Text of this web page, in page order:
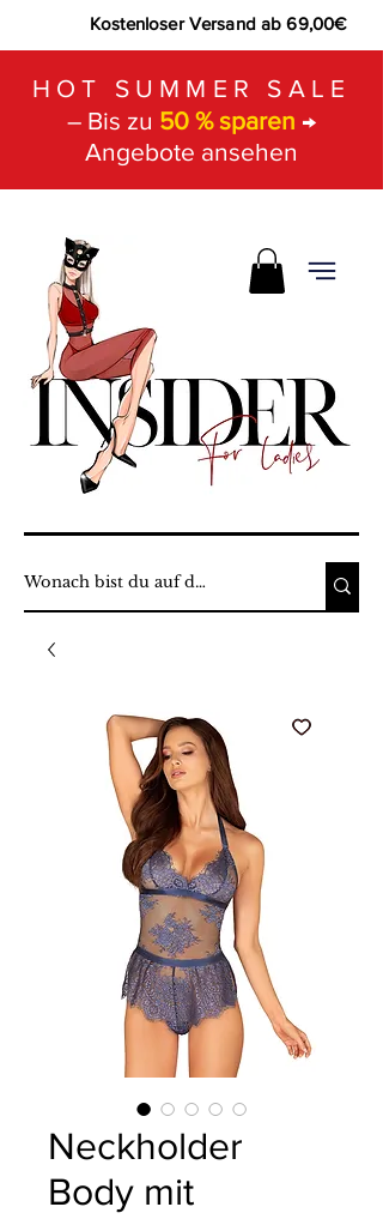
Kostenloser Versand ab 69,00€
HOT SUMMER SALE
– Bis zu 50 % sparen →
Angebote ansehen
Neckholder
Body mit